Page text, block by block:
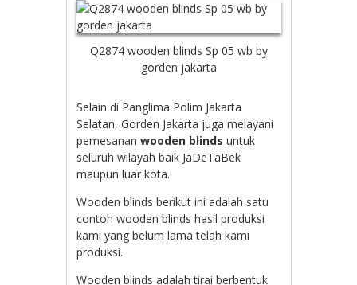
Q2874 wooden blinds Sp 05 wb by
gorden jakarta
Selain di Panglima Polim Jakarta
Selatan, Gorden Jakarta juga melayani
pemesananwooden blinds untuk
seluruh wilayah baik JaDeTaBek
maupun luar kota.
Wooden blinds berikut ini adalah satu
contoh wooden blinds hasil produksi
kami yang belum lama telah kami
produksi.
Wooden blinds adalah tirai berbentuk